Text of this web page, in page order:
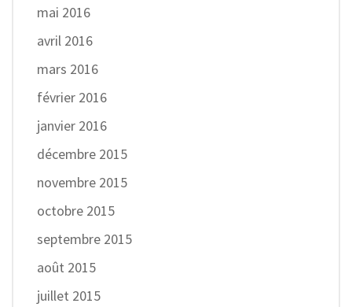
mai 2016
avril 2016
mars 2016
février 2016
janvier 2016
décembre 2015
novembre 2015
octobre 2015
septembre 2015
août 2015
juillet 2015